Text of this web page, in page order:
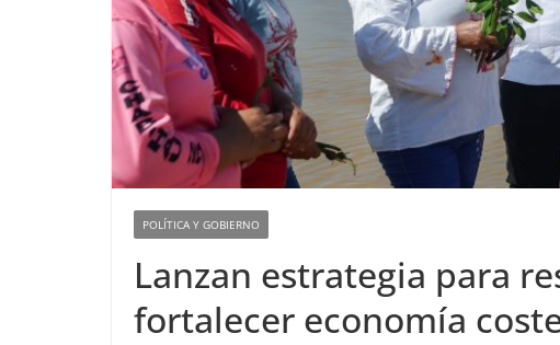
POLÍTICA Y GOBIERNO
Lanzan estrategia para
fortalecer economía